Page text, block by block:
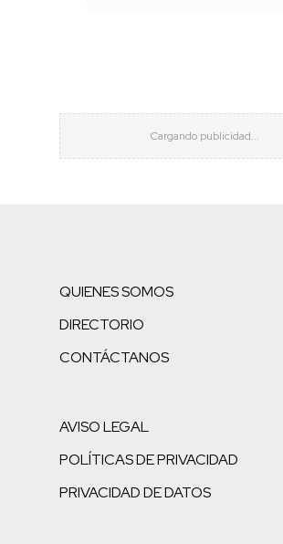
QUIENES SOMOS
DIRECTORIO
CONTÁCTANOS
AVISO LEGAL
POLÍTICAS DE PRIVACIDAD
PRIVACIDAD DE DATOS